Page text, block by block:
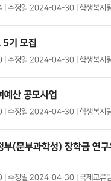
수정일 2024-04-30 | 학생복지
5기 모집
수정일 2024-04-30 | 학생복지
산 공모사업
수정일 2024-04-30 | 학생복지
(문부과학성) 장학금 연구
수정일 2024-04-30 | 국제교류